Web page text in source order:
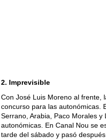
2. Imprevisible
Con José Luis Moreno al frente,
concurso para las autonómicas.
Serrano, Arabia, Paco Morales
autonómicas. En Canal Nou se
tarde del sábado y pasó